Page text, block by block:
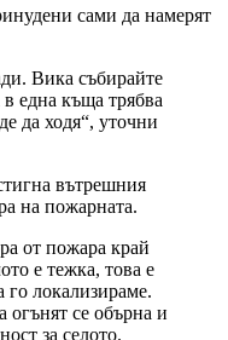
сами да намерят
Вика събирайте
една къща трябва
да ходя“, уточни
вътрешния
на пожарната.
от пожара край
е тежка, това е
го локализираме.
огънят се обърна и
за селото.